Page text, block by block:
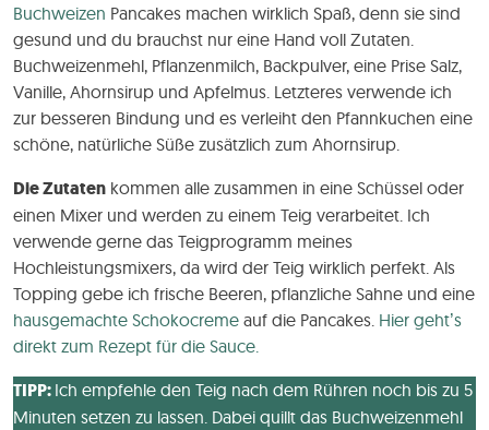
Buchweizen Pancakes machen wirklich Spaß, denn sie sind
gesund und du brauchst nur eine Hand voll Zutaten.
Buchweizenmehl, Pflanzenmilch, Backpulver, eine Prise Salz,
Vanille, Ahornsirup und Apfelmus. Letzteres verwende ich
zur besseren Bindung und es verleiht den Pfannkuchen eine
schöne, natürliche Süße zusätzlich zum Ahornsirup.
Die Zutaten kommen alle zusammen in eine Schüssel oder
einen Mixer und werden zu einem Teig verarbeitet. Ich
verwende gerne das Teigprogramm meines
Hochleistungsmixers, da wird der Teig wirklich perfekt. Als
Topping gebe ich frische Beeren, pflanzliche Sahne und eine
hausgemachte Schokocreme auf die Pancakes. Hier geht’s
direkt zum Rezept für die Sauce.
TIPP: Ich empfehle den Teig nach dem Rühren noch bis zu 5
Minuten setzen zu lassen. Dabei quillt das Buchweizenmehl